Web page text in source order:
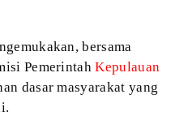
bersama
PemerintahKepulauan
dasar masyarakat yang